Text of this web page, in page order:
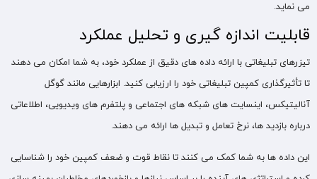
می نماید.
قابلیت اندازه ‌گیری و تحلیل عملکرد
تیزرهای تبلیغاتی با ارائه داده‌ های دقیق از عملکرد خود، به شما امکان می ‌دهند
تا تأثیرگذاری کمپین تبلیغاتی خود را ارزیابی کنید. ابزارهایی مانند گوگل
آنالیتیکس، اینسایت ‌های شبکه ‌های اجتماعی و پلتفرم ‌های ویدیویی، اطلاعاتی
درباره بازدید ها، نرخ تعامل و تبدیل‌ ها ارائه می ‌دهند.
این داده‌ ها به شما کمک می کنند تا نقاط قوت و ضعف کمپین خود را شناسایی